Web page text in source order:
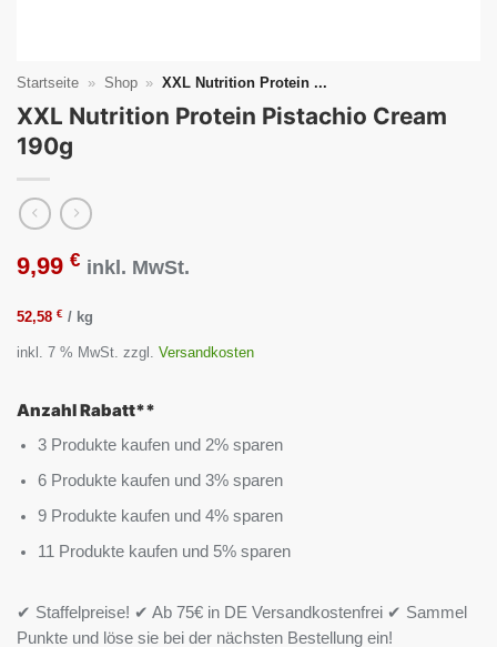
Startseite » Shop » XXL Nutrition Protein ...
XXL Nutrition Protein Pistachio Cream
190g
9,99 € inkl. MwSt.
52,58 € / kg
inkl. 7 % MwSt. zzgl. Versandkosten
Anzahl Rabatt**
3 Produkte kaufen und 2% sparen
6 Produkte kaufen und 3% sparen
9 Produkte kaufen und 4% sparen
11 Produkte kaufen und 5% sparen
✔ Staffelpreise! ✔ Ab 75€ in DE Versandkostenfrei ✔ Sammel
Punkte und löse sie bei der nächsten Bestellung ein!